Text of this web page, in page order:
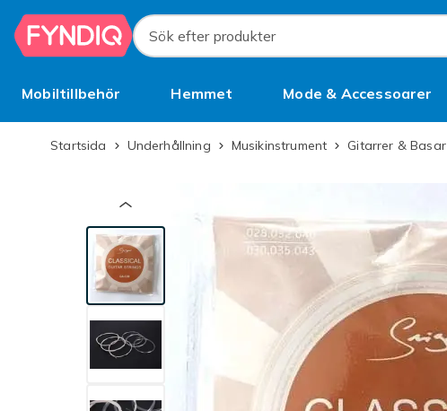
Hoppa till huvudinnehållet
Sök efter produkter
Mobiltillbehör Hemmet Mode & Accessoarer
Bättre än begagnat
Startsida Underhållning Musikinstrument Gitarrer & Basar